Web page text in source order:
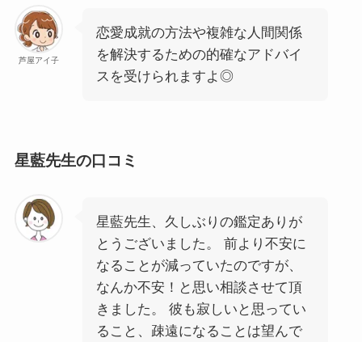
芦屋アイ子
恋愛成就の方法や複雑な人間関係
を解決するための的確なアドバイ
スを受けられますよ◎
星藍先生の口コミ
星藍先生、久しぶりの鑑定ありが
とうございました。 前より不安に
なることが減っていたのですが、
なんか不安！と思い相談させて頂
きました。 彼も寂しいと思ってい
ること、疎遠になることは望んで